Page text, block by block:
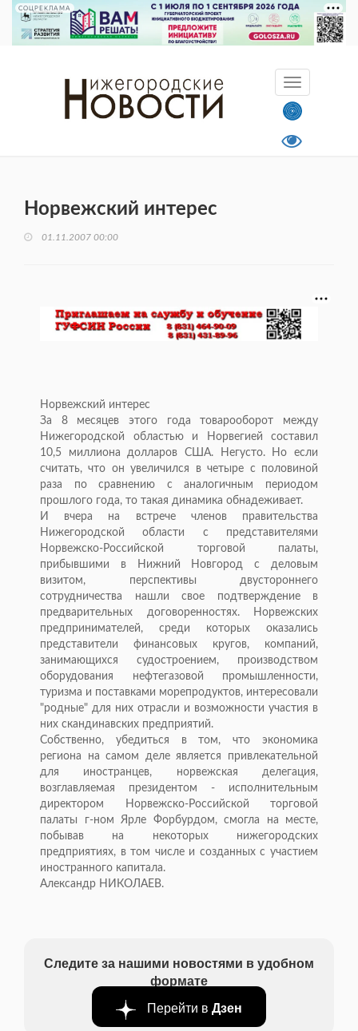
СОЦРЕКЛАМА
Норвежский интерес
01.11.2007 00:00
Норвежский интерес
За 8 месяцев этого года товарооборот между
Нижегородской областью и Норвегией составил
10,5 миллиона долларов США. Негусто. Но если
считать, что он увеличился в четыре с половиной
раза по сравнению с аналогичным периодом
прошлого года, то такая динамика обнадеживает.
И вчера на встрече членов правительства
Нижегородской области с представителями
Норвежско-Российской торговой палаты,
прибывшими в Нижний Новгород с деловым
визитом, перспективы двустороннего
сотрудничества нашли свое подтверждение в
предварительных договоренностях. Норвежских
предпринимателей, среди которых оказались
представители финансовых кругов, компаний,
занимающихся судостроением, производством
оборудования нефтегазовой промышленности,
туризма и поставками морепродуктов, интересовали
"родные" для них отрасли и возможности участия в
них скандинавских предприятий.
Собственно, убедиться в том, что экономика
региона на самом деле является привлекательной
для иностранцев, норвежская делегация,
возглавляемая президентом - исполнительным
директором Норвежско-Российской торговой
палаты г-ном Ярле Форбурдом, смогла на месте,
побывав на некоторых нижегородских
предприятиях, в том числе и созданных с участием
иностранного капитала.
Александр НИКОЛАЕВ.
Следите за нашими новостями в удобном
формате
Перейти в Дзен